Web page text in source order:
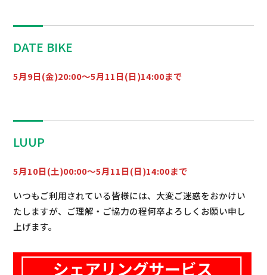
DATE BIKE
5月9日(金)20:00～5月11日(日)14:00まで
LUUP
5月10日(土)00:00～5月11日(日)14:00まで
いつもご利用されている皆様には、大変ご迷惑をおかけい
たしますが、ご理解・ご協力の程何卒よろしくお願い申し
上げます。